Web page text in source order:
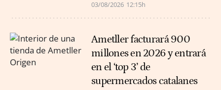
03/08/2026 12:15h
Ametller facturará 900
millones en 2026 y entrará
en el ‘top 3’ de
supermercados catalanes